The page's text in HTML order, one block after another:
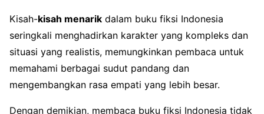
Kisah-kisah menarik dalam buku fiksi Indonesia
seringkali menghadirkan karakter yang kompleks dan
situasi yang realistis, memungkinkan pembaca untuk
memahami berbagai sudut pandang dan
mengembangkan rasa empati yang lebih besar.
Dengan demikian, membaca buku fiksi Indonesia tidak